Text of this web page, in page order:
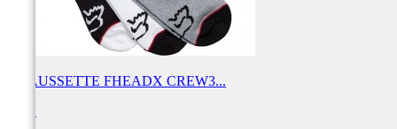
CHAUSSETTE FHEADX CREW3...